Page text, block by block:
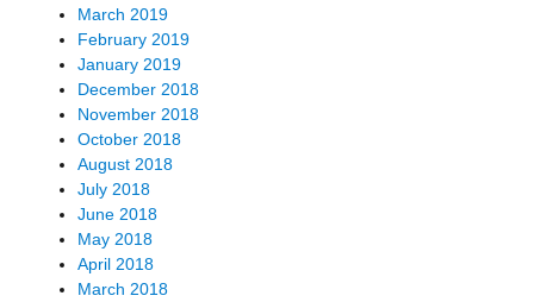
March 2019
February 2019
January 2019
December 2018
November 2018
October 2018
August 2018
July 2018
June 2018
May 2018
April 2018
March 2018